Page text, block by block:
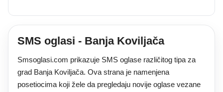
SMS oglasi - Banja Koviljača
Smsoglasi.com prikazuje SMS oglase različitog tipa za
grad Banja Koviljača. Ova strana je namenjena
posetiocima koji žele da pregledaju novije oglase vezane